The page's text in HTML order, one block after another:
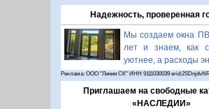
Надежность, проверенная
Мы создаем окна
лет и знаем, как
уютнее, а расходы
Реклама: ООО "Линия СК" ИНН 9111030039
Приглашаем на свободные
«НАСЛЕДИИ»